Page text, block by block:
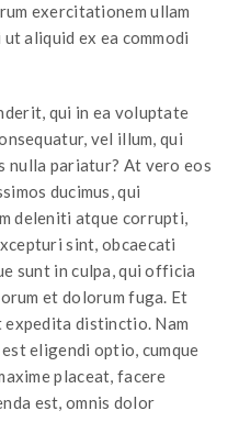
exercitationem ullam
aliquid ex ea commodi
qui in ea voluptate
vel illum, qui
nulla pariatur? At vero eos
ducimus, qui
deleniti atque corrupti,
sint, obcaecati
sunt in culpa, qui officia
et dolorum fuga. Et
expedita distinctio. Nam
eligendi optio, cumque
placeat, facere
est, omnis dolor